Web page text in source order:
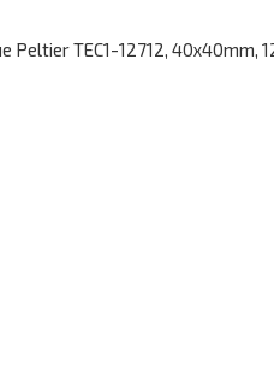
TEC1-12712, 40x40mm,